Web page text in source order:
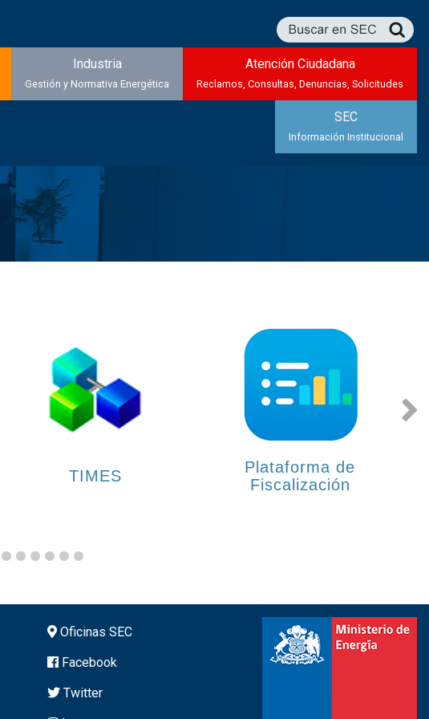
Industria
Gestión y Normativa Energética
Atención Ciudadana
Reclamos, Consultas, Denuncias, Solicitudes
SEC
Información Institucional
TIMES
Plataforma de
Fiscalización
Oficinas SEC
Facebook
Twitter